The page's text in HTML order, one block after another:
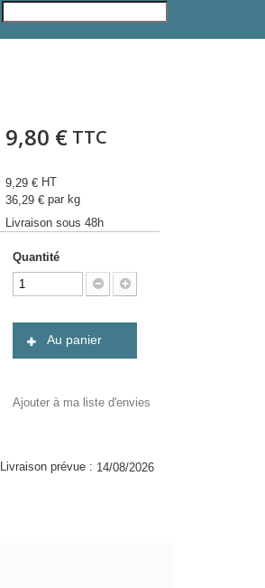
9,80 € TTC
9,29 € HT
36,29 € par kg
Livraison sous 48h
Quantité
Au panier
Ajouter à ma liste d'envies
Livraison prévue : 14/08/2026